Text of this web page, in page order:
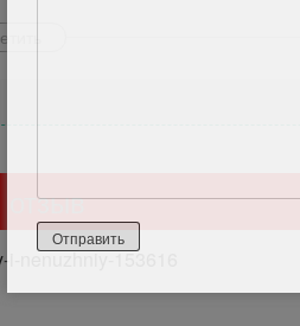
nenuzhniy-153616